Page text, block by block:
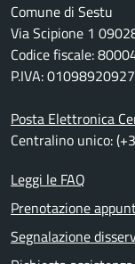
Comune di Sestu
Via Scipione 1
Codice fiscale:
P.IVA: 01098920927
Posta Elettronica
Centralino unico:
Leggi le FAQ
Prenotazione
Segnalazione